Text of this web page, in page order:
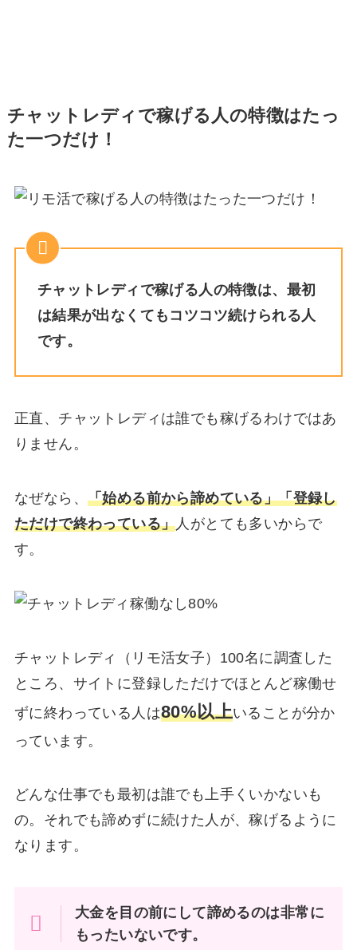
チャットレディで稼げる人の特徴はたっ
た一つだけ！
チャットレディで稼げる人の特徴は、最初
は結果が出なくてもコツコツ続けられる人
です。
正直、チャットレディは誰でも稼げるわけではあ
りません。
なぜなら、 「始める前から諦めている」「登録し
ただけで終わっている」 人がとても多いからで
す。
チャットレディ（リモ活女子）100名に調査した
ところ、サイトに登録しただけでほとんど稼働せ
ずに終わっている人は80%以上いることが分か
っています。
どんな仕事でも最初は誰でも上手くいかないも
の。それでも諦めずに続けた人が、稼げるように
なります。
大金を目の前にして諦めるのは非常に
もったいないです。